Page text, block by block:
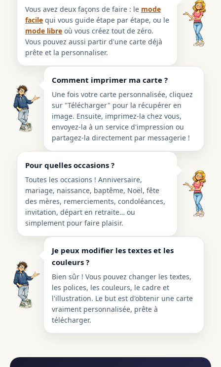
Vous avez deux façons de faire : le mode
facile qui vous guide étape par étape, ou le
mode libre où vous créez tout de zéro.
Vous pouvez aussi partir d'une carte déjà
prête et la personnaliser.
Comment imprimer ma carte ?
Une fois votre carte personnalisée, cliquez
sur "Télécharger" pour la récupérer en
image. Ensuite, imprimez-la chez vous,
envoyez-la à un service d'impression ou
partagez-la directement par messagerie !
Pour quelles occasions ?
Toutes les occasions ! Anniversaire,
mariage, naissance, baptême, Noël, fête
des mères, remerciements, condoléances,
invitation, départ en retraite… ou
simplement pour faire plaisir.
Je peux modifier les textes et les
couleurs ?
Bien sûr ! Vous pouvez changer les textes,
les polices, les couleurs, le cadre et
l'illustration. Le but est d'obtenir une carte
vraiment personnalisée, prête à
télécharger.